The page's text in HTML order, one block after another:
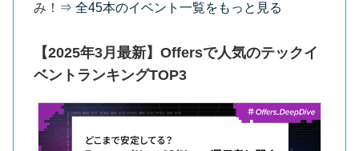
み！ ⇒ 全45本のイベント一覧をもっと見る
【2025年3月最新】Offersで人気のテックイ
ベントランキングTOP3